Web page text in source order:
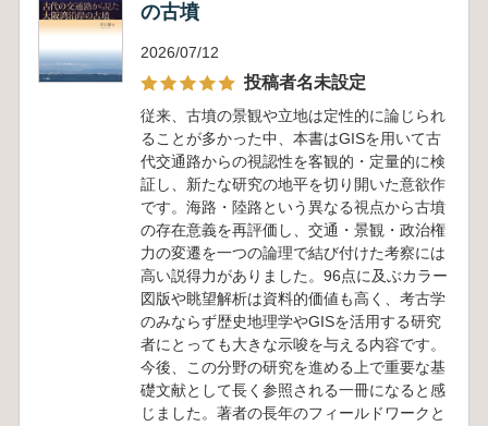
の古墳
2026/07/12
投稿者名未設定
従来、古墳の景観や立地は定性的に論じられ
ることが多かった中、本書はGISを用いて古
代交通路からの視認性を客観的・定量的に検
証し、新たな研究の地平を切り開いた意欲作
です。海路・陸路という異なる視点から古墳
の存在意義を再評価し、交通・景観・政治権
力の変遷を一つの論理で結び付けた考察には
高い説得力がありました。96点に及ぶカラー
図版や眺望解析は資料的価値も高く、考古学
のみならず歴史地理学やGISを活用する研究
者にとっても大きな示唆を与える内容です。
今後、この分野の研究を進める上で重要な基
礎文献として長く参照される一冊になると感
じました。著者の長年のフィールドワークと